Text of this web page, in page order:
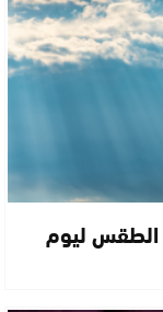
الطقس ليوم